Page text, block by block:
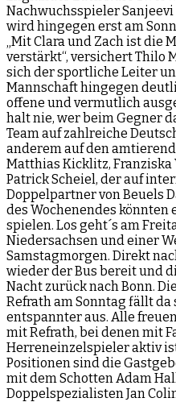
Nachwuchsspieler
wird hingegen erst am
„Mit Clara und Zach ist die
verstärkt“, versichert Thilo
sich der sportliche Leiter
Mannschaft hingegen
offene und vermutlich
halt nie, wer beim Gegner
Team auf zahlreiche
anderem auf den
Matthias Kicklitz,
Patrick Scheiel, der auf
Doppelpartner von Beuels
des Wochenendes könnten
spielen. Los geht´s am
Niedersachsen und einer
Samstagmorgen. Direkt
wieder der Bus bereit und
Nacht zurück nach Bonn.
Refrath am Sonntag fällt da
entspannter aus. Alle
mit Refrath, bei denen mit
Herreneinzelspieler aktiv
Positionen sind die
mit dem Schotten Adam
Doppelspezialisten Jan